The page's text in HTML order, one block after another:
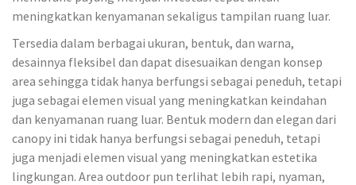
meningkatkan kenyamanan sekaligus tampilan ruang luar.
Tersedia dalam berbagai ukuran, bentuk, dan warna,
desainnya fleksibel dan dapat disesuaikan dengan konsep
area sehingga tidak hanya berfungsi sebagai peneduh, tetapi
juga sebagai elemen visual yang meningkatkan keindahan
dan kenyamanan ruang luar. Bentuk modern dan elegan dari
canopy ini tidak hanya berfungsi sebagai peneduh, tetapi
juga menjadi elemen visual yang meningkatkan estetika
lingkungan. Area outdoor pun terlihat lebih rapi, nyaman,